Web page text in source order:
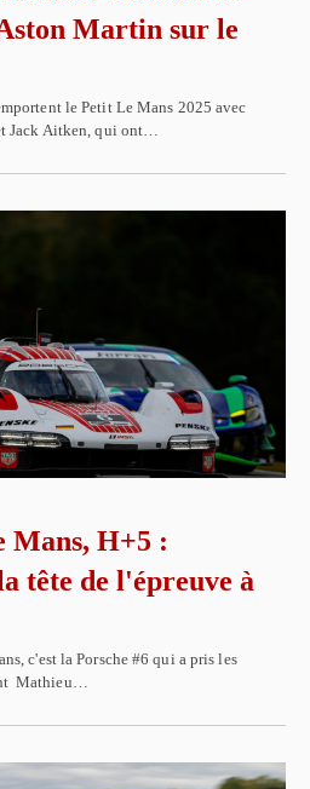
Martin sur le
le Petit Le Mans 2025 avec
Jack Aitken, qui ont…
Mans, H+5 :
tête de l'épreuve à
c'est la Porsche #6 qui a pris les
Mathieu…